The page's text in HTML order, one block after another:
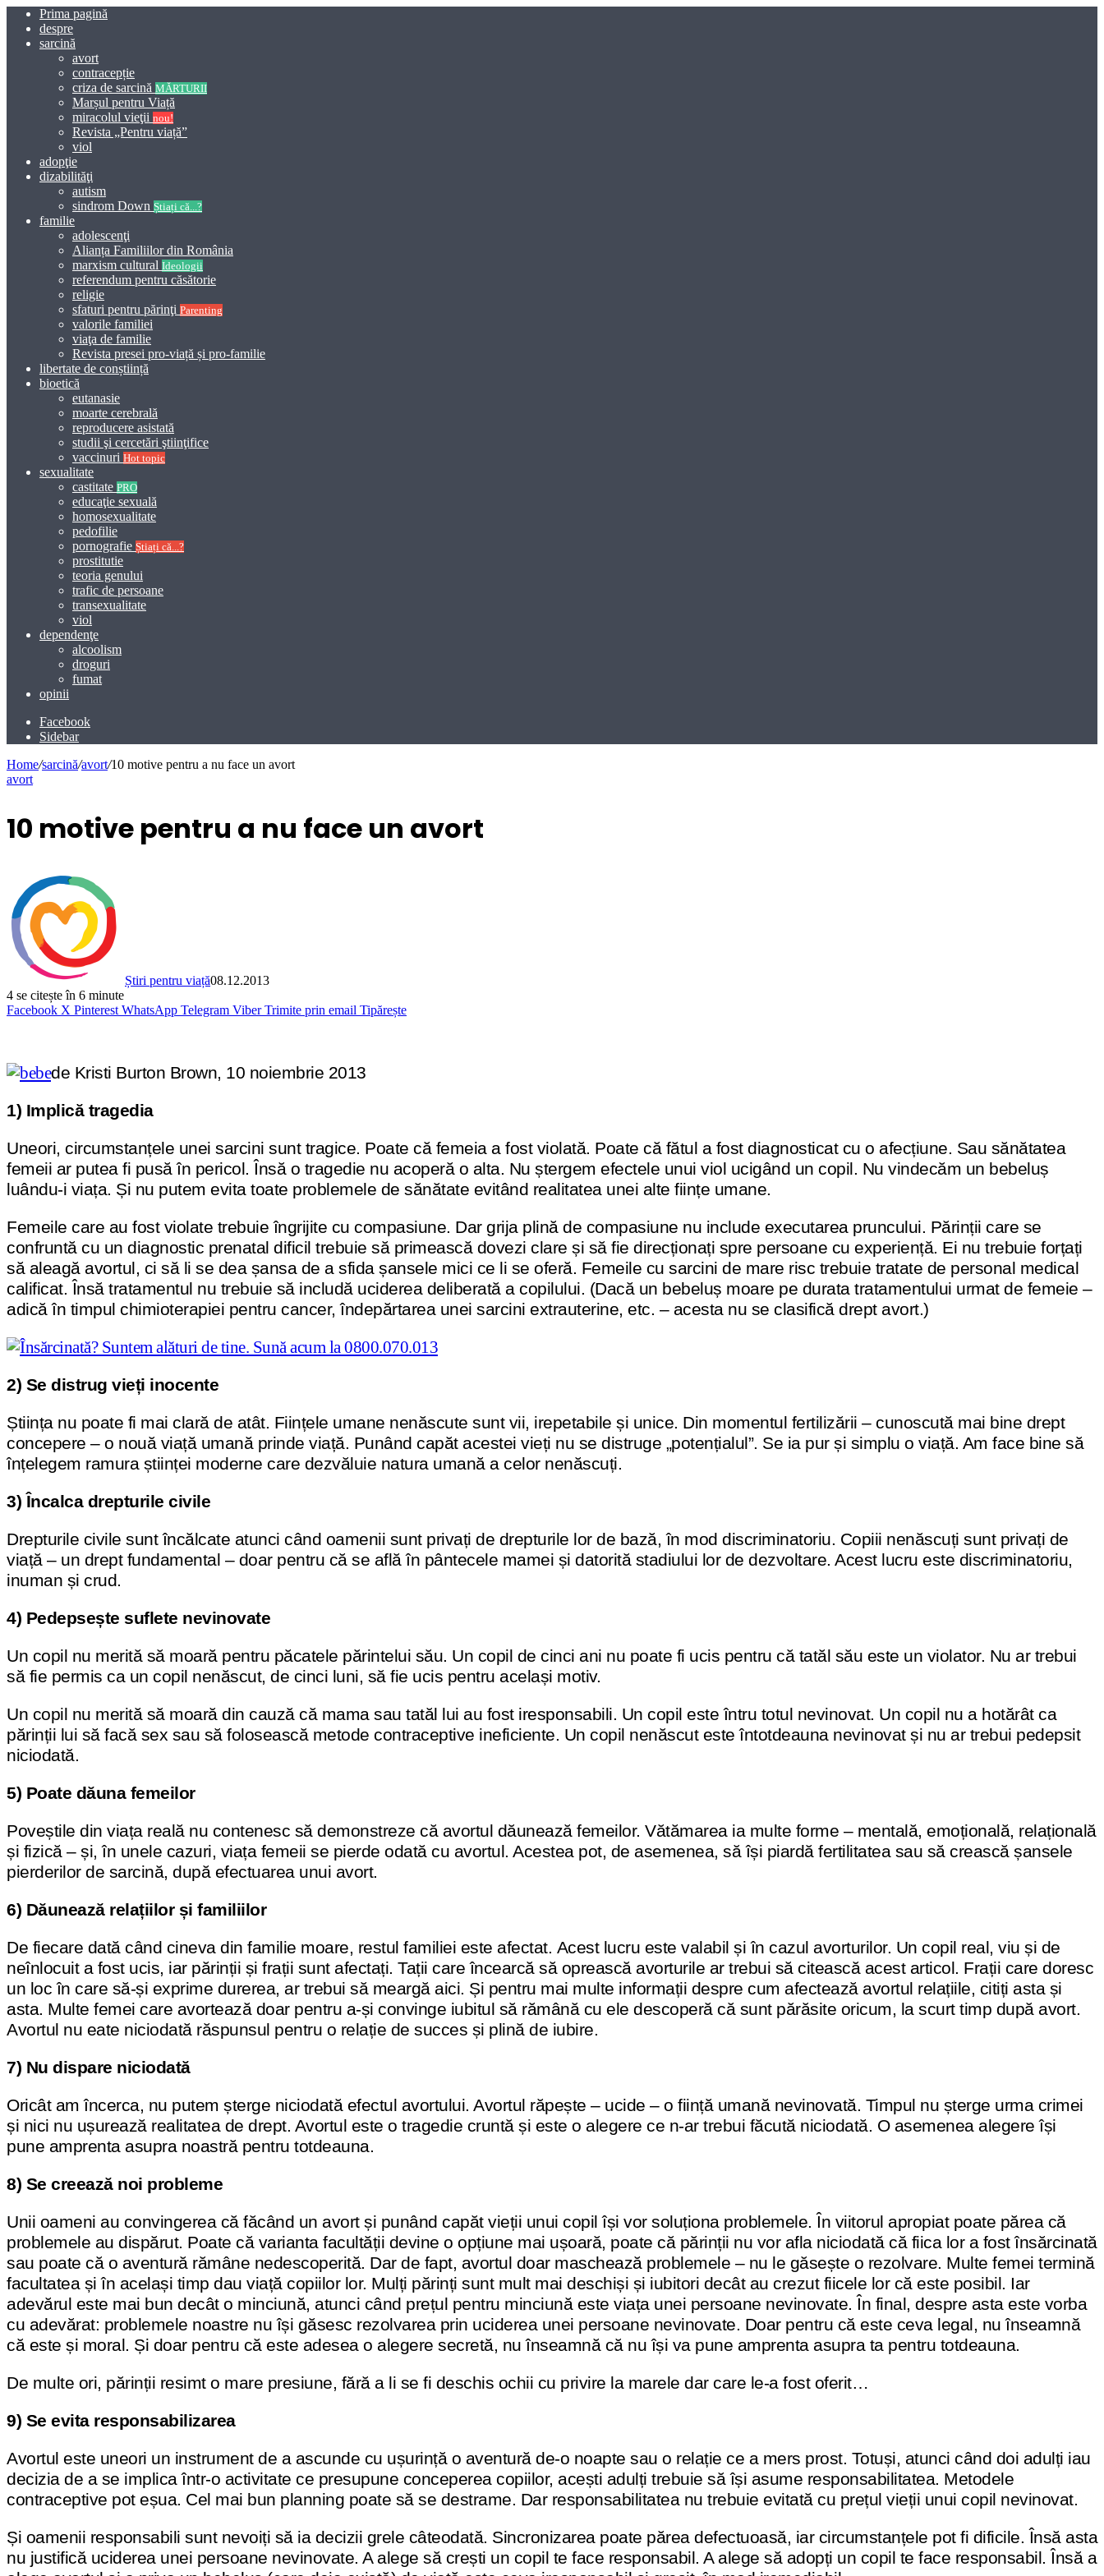
Prima pagină
despre
sarcină
avort
contracepție
criza de sarcină MĂRTURII
Marșul pentru Viață
miracolul vieţii nou!
Revista „Pentru viață”
viol
adopţie
dizabilităţi
autism
sindrom Down Știați că...?
familie
adolescenţi
Alianța Familiilor din România
marxism cultural Ideologii
referendum pentru căsătorie
religie
sfaturi pentru părinţi Parenting
valorile familiei
viaţa de familie
Revista presei pro-viață și pro-familie
libertate de conștiință
bioetică
eutanasie
moarte cerebrală
reproducere asistată
studii şi cercetări ştiinţifice
vaccinuri Hot topic
sexualitate
castitate PRO
educaţie sexuală
homosexualitate
pedofilie
pornografie Știați că...?
prostitutie
teoria genului
trafic de persoane
transexualitate
viol
dependenţe
alcoolism
droguri
fumat
opinii
Facebook
Sidebar
Home/sarcină/avort/10 motive pentru a nu face un avort
avort
10 motive pentru a nu face un avort
Știri pentru viață08.12.2013
4 se citește în 6 minute
Facebook X Pinterest WhatsApp Telegram Viber Trimite prin email Tipărește
de Kristi Burton Brown, 10 noiembrie 2013
1) Implică tragedia
Uneori, circumstanțele unei sarcini sunt tragice. Poate că femeia a fost violată. Poate că fătul a fost diagnosticat cu o afecțiune. Sau sănătatea
femeii ar putea fi pusă în pericol. Însă o tragedie nu acoperă o alta. Nu ștergem efectele unui viol ucigând un copil. Nu vindecăm un bebeluș
luându-i viața. Și nu putem evita toate problemele de sănătate evitând realitatea unei alte ființe umane.
Femeile care au fost violate trebuie îngrijite cu compasiune. Dar grija plină de compasiune nu include executarea pruncului. Părinții care se
confruntă cu un diagnostic prenatal dificil trebuie să primească dovezi clare și să fie direcționați spre persoane cu experiență. Ei nu trebuie forțați
să aleagă avortul, ci să li se dea șansa de a sfida șansele mici ce li se oferă. Femeile cu sarcini de mare risc trebuie tratate de personal medical
calificat. Însă tratamentul nu trebuie să includă uciderea deliberată a copilului. (Dacă un bebeluș moare pe durata tratamentului urmat de femeie –
adică în timpul chimioterapiei pentru cancer, îndepărtarea unei sarcini extrauterine, etc. – acesta nu se clasifică drept avort.)
2) Se distrug vieți inocente
Știința nu poate fi mai clară de atât. Ființele umane nenăscute sunt vii, irepetabile și unice. Din momentul fertilizării – cunoscută mai bine drept
concepere – o nouă viață umană prinde viață. Punând capăt acestei vieți nu se distruge „potențialul”. Se ia pur și simplu o viață. Am face bine să
înțelegem ramura științei moderne care dezvăluie natura umană a celor nenăscuți.
3) Încalca drepturile civile
Drepturile civile sunt încălcate atunci când oamenii sunt privați de drepturile lor de bază, în mod discriminatoriu. Copiii nenăscuți sunt privați de
viață – un drept fundamental – doar pentru că se află în pântecele mamei și datorită stadiului lor de dezvoltare. Acest lucru este discriminatoriu,
inuman și crud.
4) Pedepsește suflete nevinovate
Un copil nu merită să moară pentru păcatele părintelui său. Un copil de cinci ani nu poate fi ucis pentru că tatăl său este un violator. Nu ar trebui
să fie permis ca un copil nenăscut, de cinci luni, să fie ucis pentru același motiv.
Un copil nu merită să moară din cauză că mama sau tatăl lui au fost iresponsabili. Un copil este întru totul nevinovat. Un copil nu a hotărât ca
părinții lui să facă sex sau să folosească metode contraceptive ineficiente. Un copil nenăscut este întotdeauna nevinovat și nu ar trebui pedepsit
niciodată.
5) Poate dăuna femeilor
Poveștile din viața reală nu contenesc să demonstreze că avortul dăunează femeilor. Vătămarea ia multe forme – mentală, emoțională, relațională
și fizică – și, în unele cazuri, viața femeii se pierde odată cu avortul. Acestea pot, de asemenea, să își piardă fertilitatea sau să crească șansele
pierderilor de sarcină, după efectuarea unui avort.
6) Dăunează relațiilor și familiilor
De fiecare dată când cineva din familie moare, restul familiei este afectat. Acest lucru este valabil și în cazul avorturilor. Un copil real, viu și de
neînlocuit a fost ucis, iar părinții și frații sunt afectați. Tații care încearcă să oprească avorturile ar trebui să citească acest articol. Frații care doresc
un loc în care să-și exprime durerea, ar trebui să meargă aici. Și pentru mai multe informații despre cum afectează avortul relațiile, citiți asta și
asta. Multe femei care avortează doar pentru a-și convinge iubitul să rămână cu ele descoperă că sunt părăsite oricum, la scurt timp după avort.
Avortul nu eate niciodată răspunsul pentru o relație de succes și plină de iubire.
7) Nu dispare niciodată
Oricât am încerca, nu putem șterge niciodată efectul avortului. Avortul răpește – ucide – o ființă umană nevinovată. Timpul nu șterge urma crimei
și nici nu ușurează realitatea de drept. Avortul este o tragedie cruntă și este o alegere ce n-ar trebui făcută niciodată. O asemenea alegere își
pune amprenta asupra noastră pentru totdeauna.
8) Se creează noi probleme
Unii oameni au convingerea că făcând un avort și punând capăt vieții unui copil își vor soluționa problemele. În viitorul apropiat poate părea că
problemele au dispărut. Poate că varianta facultății devine o opțiune mai ușoară, poate că părinții nu vor afla niciodată că fiica lor a fost însărcinată
sau poate că o aventură rămâne nedescoperită. Dar de fapt, avortul doar maschează problemele – nu le găsește o rezolvare. Multe femei termină
facultatea și în același timp dau viață copiilor lor. Mulți părinți sunt mult mai deschiși și iubitori decât au crezut fiicele lor că este posibil. Iar
adevărul este mai bun decât o minciună, atunci când prețul pentru minciună este viața unei persoane nevinovate. În final, despre asta este vorba
cu adevărat: problemele noastre nu își găsesc rezolvarea prin uciderea unei persoane nevinovate. Doar pentru că este ceva legal, nu înseamnă
că este și moral. Și doar pentru că este adesea o alegere secretă, nu înseamnă că nu își va pune amprenta asupra ta pentru totdeauna.
De multe ori, părinții resimt o mare presiune, fără a li se fi deschis ochii cu privire la marele dar care le-a fost oferit…
9) Se evita responsabilizarea
Avortul este uneori un instrument de a ascunde cu ușurință o aventură de-o noapte sau o relație ce a mers prost. Totuși, atunci când doi adulți iau
decizia de a se implica într-o activitate ce presupune conceperea copiilor, acești adulți trebuie să își asume responsabilitatea. Metodele
contraceptive pot eșua. Cel mai bun planning poate să se destrame. Dar responsabilitatea nu trebuie evitată cu prețul vieții unui copil nevinovat.
Și oamenii responsabili sunt nevoiți să ia decizii grele câteodată. Sincronizarea poate părea defectuoasă, iar circumstanțele pot fi dificile. Însă asta
nu justifică uciderea unei persoane nevinovate. A alege să crești un copil te face responsabil. A alege să adopți un copil te face responsabil. Însă a